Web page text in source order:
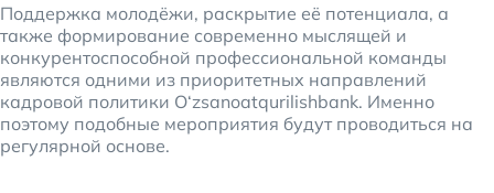
Поддержка молодёжи, раскрытие её потенциала, а
также формирование современно мыслящей и
конкурентоспособной профессиональной команды
являются одними из приоритетных направлений
кадровой политики O‘zsanoatqurilishbank. Именно
поэтому подобные мероприятия будут проводиться на
регулярной основе.